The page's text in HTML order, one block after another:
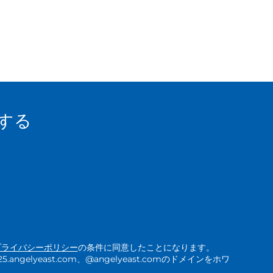
る
イバシーポリシーの条件に同意したことになります。
、@angelyeast.comのドメインをホワ